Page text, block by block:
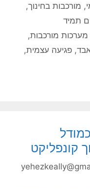
, מורכבות בחינוך,
תמיד
מערכות מורכבות,
, פגיעה עצמית,
קונפליקט